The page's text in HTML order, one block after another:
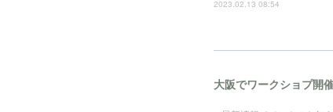
2023.02.13 08:54
大阪でワークショプ開